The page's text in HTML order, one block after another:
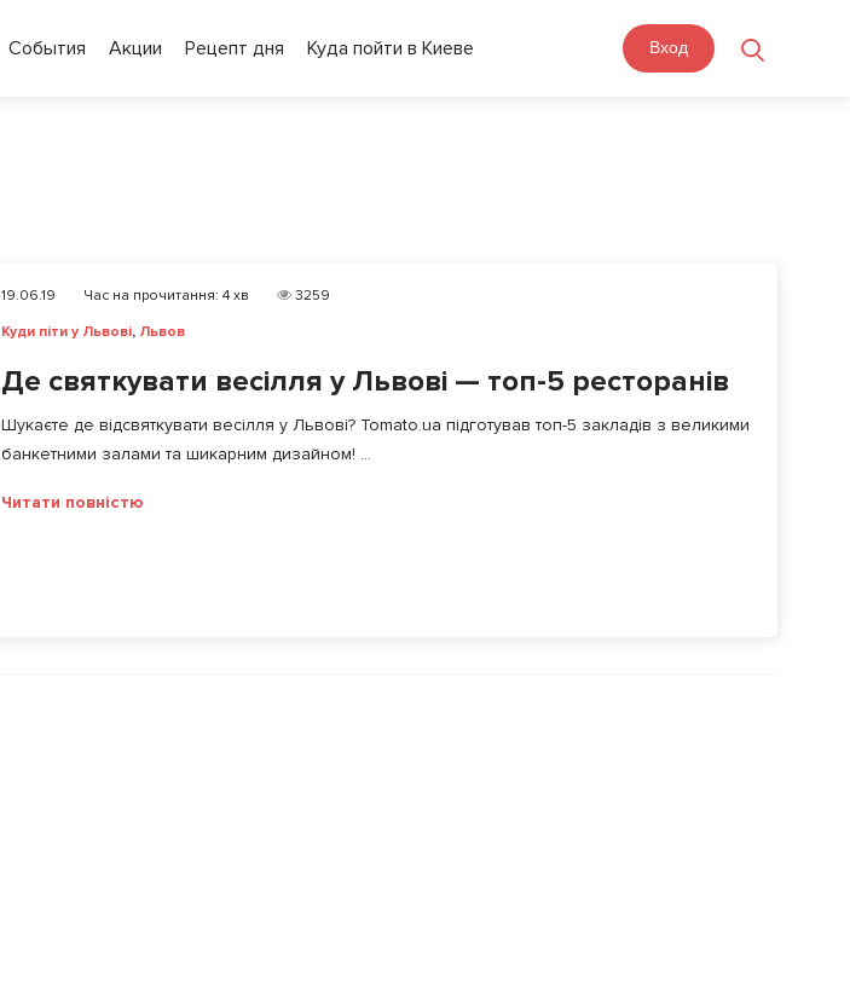
События Акции Рецепт дня Куда пойти в Киеве Вход
19.06.19 Час на прочитання: 4 хв
3259
Куди піти у Львові, Львов
Де святкувати весілля у Львові — топ-5 ресторанів
Шукаєте де відсвяткувати весілля у Львові? Tomato.ua підготував топ-5 закладів з великими
банкетними залами та шикарним дизайном! ...
Читати повністю